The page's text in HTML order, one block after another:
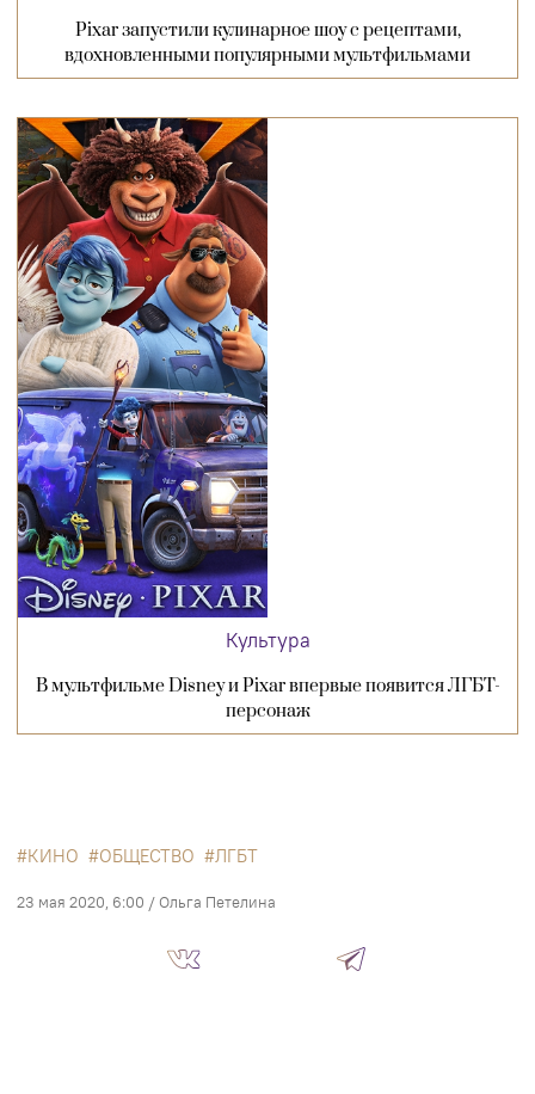
Pixar запустили кулинарное шоу с рецептами,
вдохновленными популярными мультфильмами
Культура
В мультфильме Disney и Pixar впервые появится ЛГБТ-
персонаж
КИНО ОБЩЕСТВО ЛГБТ
23 мая 2020, 6:00 / Ольга Петелина